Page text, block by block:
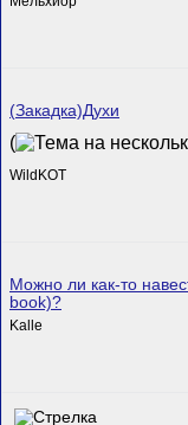
(Закадка)Духи
(
WildKOT
Можно ли как-то
book)?
Kalle